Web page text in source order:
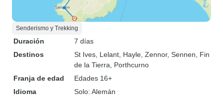
Senderismo y Trekking
Duración
7 días
Destinos
St Ives , Lelant , Hayle , Zennor, Sennen , Fin
de la Tierra , Porthcurno
Franja de edad
Edades 16+
Idioma
Solo: Alemán